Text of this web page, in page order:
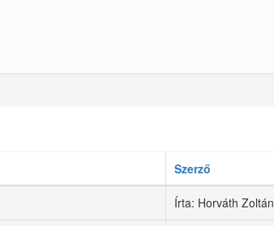
Szerző
Írta: Horváth Zoltán